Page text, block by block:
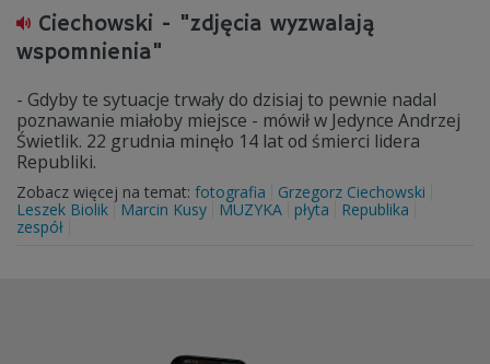
Ciechowski - "zdjęcia wyzwalają
wspomnienia"
- Gdyby te sytuacje trwały do dzisiaj to pewnie nadal
poznawanie miałoby miejsce - mówił w Jedynce Andrzej
Świetlik. 22 grudnia minęło 14 lat od śmierci lidera
Republiki.
Zobacz więcej na temat: fotografia
Grzegorz Ciechowski
Leszek Biolik
Marcin Kusy MUZYKA płyta
Republika
zespół